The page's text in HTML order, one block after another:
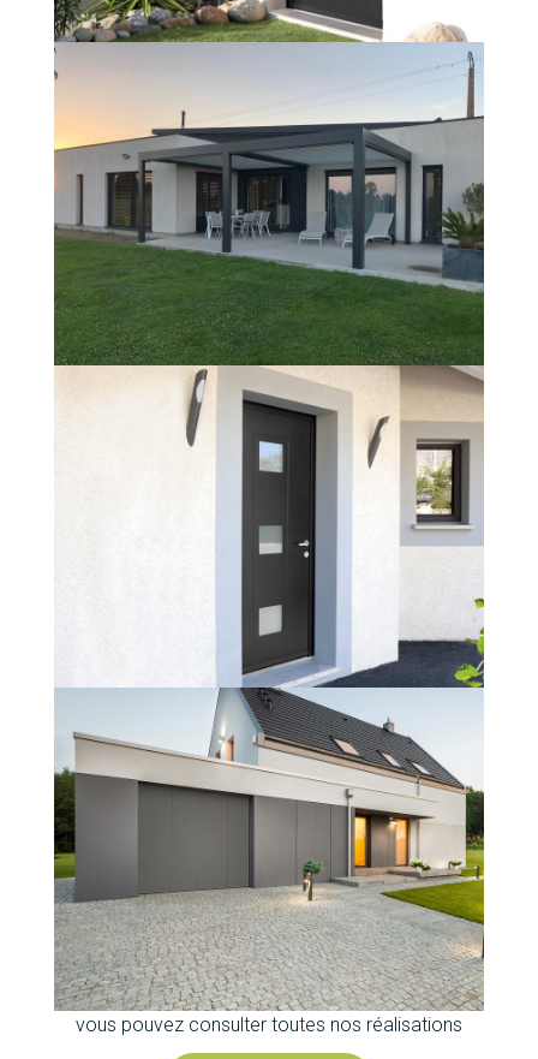
vous pouvez consulter toutes nos réalisations